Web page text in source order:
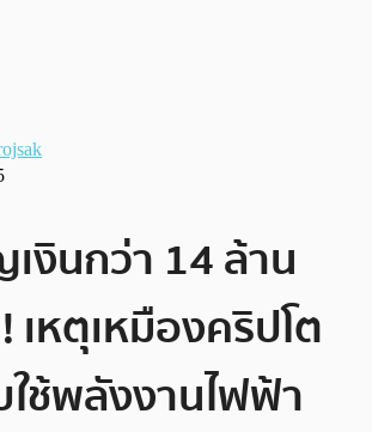
งินกว่า 14 ล้าน
เหตุเหมืองคริปโต
ช้พลังงานไฟฟ้า